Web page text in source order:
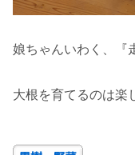
娘ちゃんいわく、『
大根を育てるのは楽